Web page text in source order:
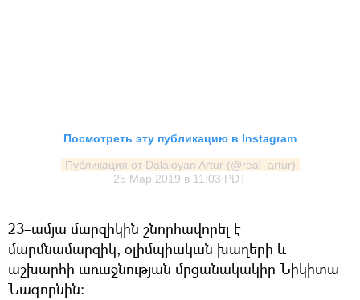
Посмотреть эту публикацию в Instagram
Публикация от Dalaloyan Artur (@real_artur)
25 Мар 2019 в 11:03 PDT
23–ամյա մարզիկին շնորհավորել է
մարմնամարզիկ, օլիմպիական խաղերի և
աշխարհի առաջնության մրցանակակիր Նիկիտա
Նագորնին։